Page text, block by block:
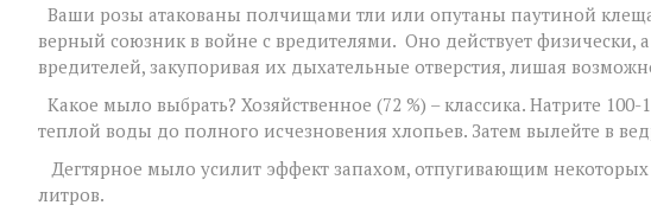
—
союзник
борьбе
с
вредителями
Ваши розы атакованы полчищами тли или опутаны паутиной
верный союзник в войне с вредителями. Оно действует физически,
вредителей, закупоривая их дыхательные отверстия, лишая
Какое мыло выбрать? Хозяйственное (72 %) – классика. Натрите
теплой воды до полного исчезновения хлопьев. Затем вылейте в
Дегтярное мыло усилит эффект запахом, отпугивающим
литров.